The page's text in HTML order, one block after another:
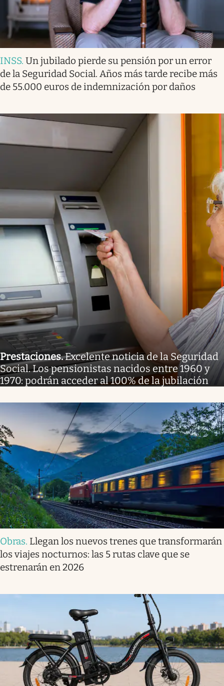
INSS. Un jubilado pierde su pensión por un error
de la Seguridad Social. Años más tarde recibe más
de 55.000 euros de indemnización por daños
Prestaciones.Excelente noticia de la Seguridad
Social. Los pensionistas nacidos entre 1960 y
1970: podrán acceder al 100% de la jubilación
Obras. Llegan los nuevos trenes que transformarán
los viajes nocturnos: las 5 rutas clave que se
estrenarán en 2026